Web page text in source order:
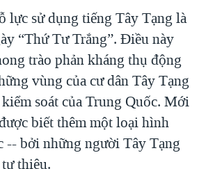
lực sử dụng tiếng Tây Tạng là
“Thứ Tư Trắng”. Điều này
trào phản kháng thụ động
vùng của cư dân Tây Tạng
soát của Trung Quốc. Mới
biết thêm một loại hình
-- bởi những người Tây Tạng
thiêu.